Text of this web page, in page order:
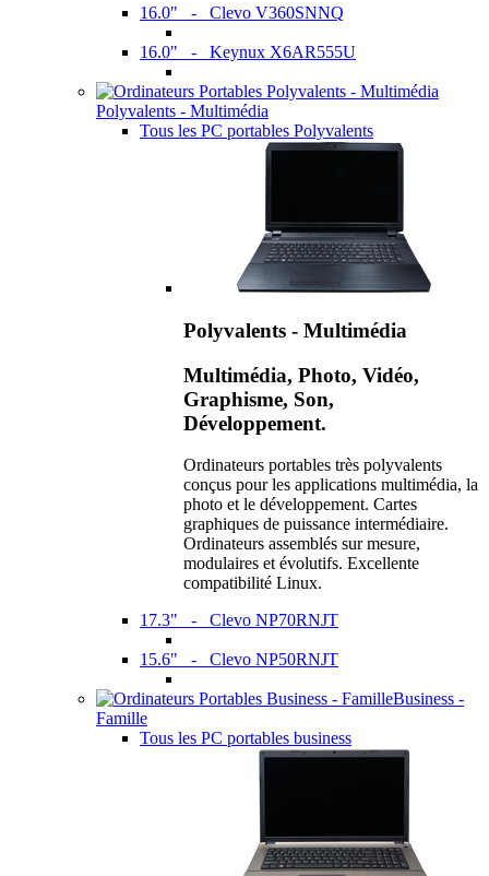
16.0" - Clevo V360SNNQ
16.0" - Keynux X6AR555U
Polyvalents - Multimédia
Tous les PC portables Polyvalents
Polyvalents - Multimédia
Multimédia, Photo, Vidéo,
Graphisme, Son,
Développement.
Ordinateurs portables très polyvalents
conçus pour les applications multimédia, la
photo et le développement. Cartes
graphiques de puissance intermédiaire.
Ordinateurs assemblés sur mesure,
modulaires et évolutifs. Excellente
compatibilité Linux.
17.3" - Clevo NP70RNJT
15.6" - Clevo NP50RNJT
Business -
Famille
Tous les PC portables business